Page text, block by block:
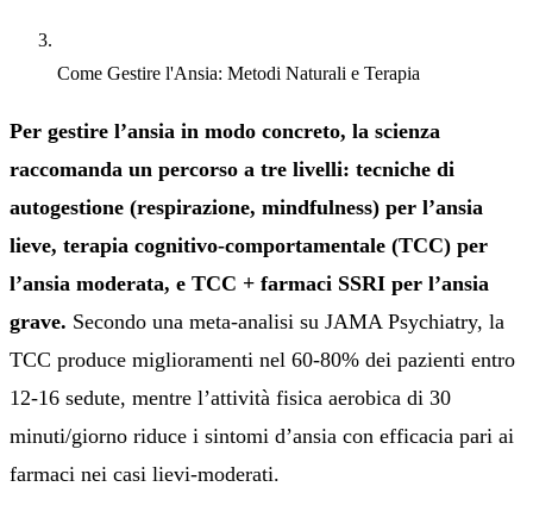
Come Gestire l'Ansia: Metodi Naturali e Terapia
Per gestire l’ansia in modo concreto, la scienza
raccomanda un percorso a tre livelli: tecniche di
autogestione (respirazione, mindfulness) per l’ansia
lieve, terapia cognitivo-comportamentale (TCC) per
l’ansia moderata, e TCC + farmaci SSRI per l’ansia
grave. Secondo una meta-analisi su JAMA Psychiatry, la
TCC produce miglioramenti nel 60-80% dei pazienti entro
12-16 sedute, mentre l’attività fisica aerobica di 30
minuti/giorno riduce i sintomi d’ansia con efficacia pari ai
farmaci nei casi lievi-moderati.